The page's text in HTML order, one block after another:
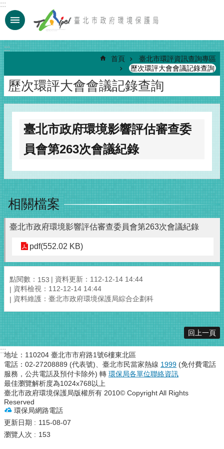
跳到主要內容區塊
:::
:::
首頁
臺北市環評資訊查詢專區
歷次環評大會會議記錄查詢
歷次環評大會會議記錄查詢
臺北市政府環境影響評估審查委
員會第263次會議紀錄
相關檔案
臺北市政府環境影響評估審查委員會第263次會議紀錄
pdf(552.02 KB)
點閱數： 153
資料更新：112-12-14 14:44
資料檢視：112-12-14 14:44
資料維護：臺北市政府環境保護局綜合企劃科
回上一頁
:::地址：110204 臺北市市府路1號6樓東北區
電話：02-27208889 (代表號)、臺北市民當家熱線 1999 (免付費電話
服務，公共電話及預付卡除外) 轉 環保局各單位聯絡資訊
最佳瀏覽解析度為1024x768以上
臺北市政府環境保護局版權所有 2010© Copyright All Rights
Reserved
環保局網路電話
更新日期
115-08-07
瀏覽人次
153